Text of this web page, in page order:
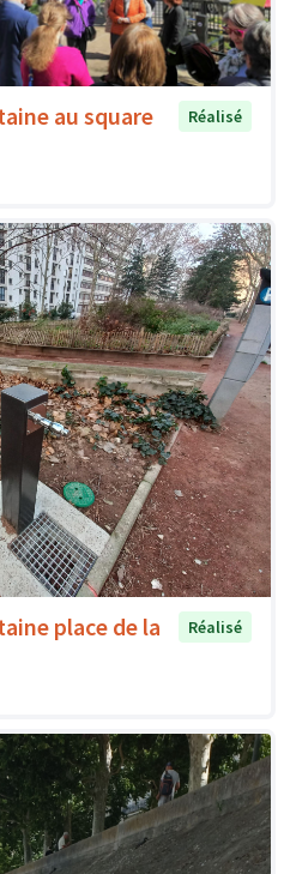
au square
Réalisé
place de la
Réalisé